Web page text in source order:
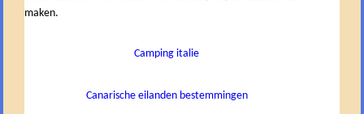
maken.
Camping italie
Canarische eilanden bestemmingen